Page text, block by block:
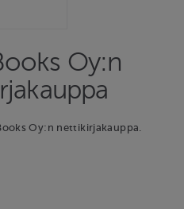
Oy:n
Oy:n nettikirjakauppa.